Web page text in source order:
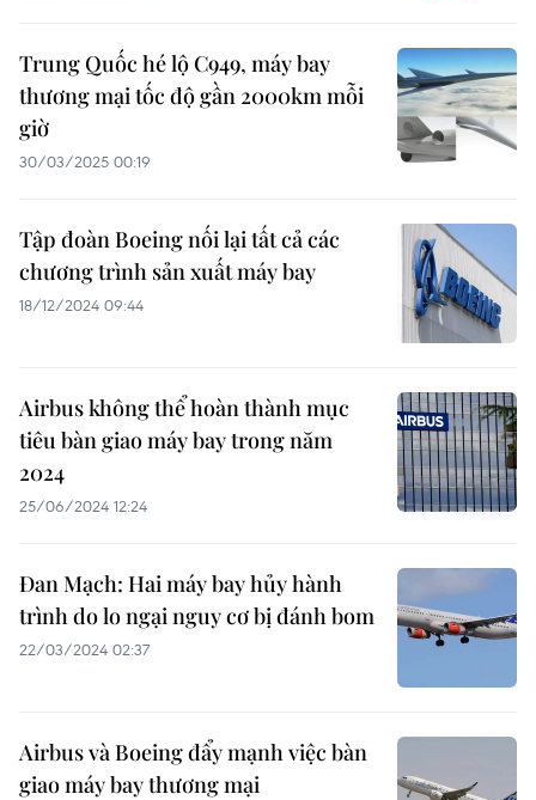
Trung Quốc hé lộ C949, máy bay
thương mại tốc độ gần 2000km mỗi
giờ
30/03/2025 00:19
Tập đoàn Boeing nối lại tất cả các
chương trình sản xuất máy bay
18/12/2024 09:44
Airbus không thể hoàn thành mục
tiêu bàn giao máy bay trong năm
2024
25/06/2024 12:24
Đan Mạch: Hai máy bay hủy hành
trình do lo ngại nguy cơ bị đánh bom
22/03/2024 02:37
Airbus và Boeing đẩy mạnh việc bàn
giao máy bay thương mại